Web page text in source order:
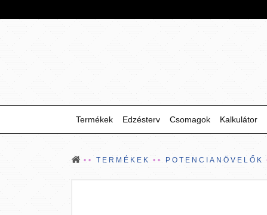
Termékek Edzésterv Csomagok Kalkulátor
TERMÉKEK POTENCIANÖVELŐK